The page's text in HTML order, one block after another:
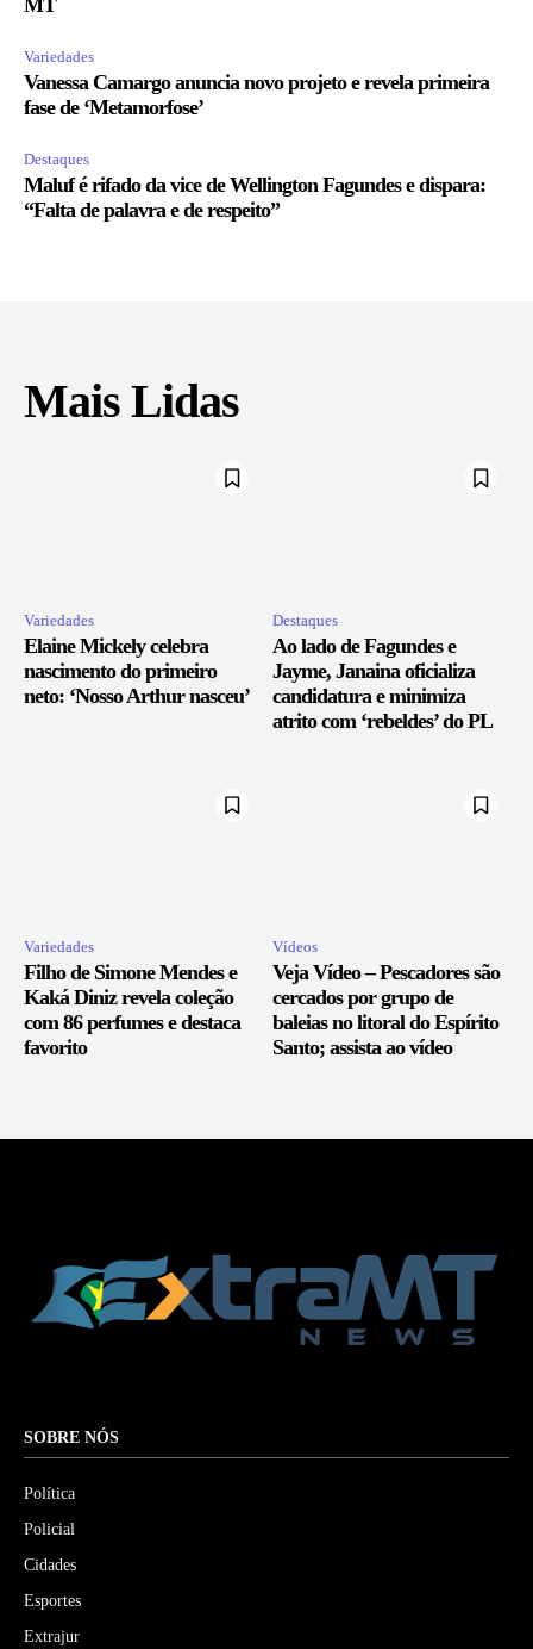
MT
Variedades
Vanessa Camargo anuncia novo projeto e revela primeira
fase de ‘Metamorfose’
Destaques
Maluf é rifado da vice de Wellington Fagundes e dispara:
“Falta de palavra e de respeito”
Mais Lidas
Variedades
Elaine Mickely celebra
nascimento do primeiro
neto: ‘Nosso Arthur nasceu’
Destaques
Ao lado de Fagundes e
Jayme, Janaina oficializa
candidatura e minimiza
atrito com ‘rebeldes’ do PL
Variedades
Filho de Simone Mendes e
Kaká Diniz revela coleção
com 86 perfumes e destaca
favorito
Vídeos
Veja Vídeo – Pescadores são
cercados por grupo de
baleias no litoral do Espírito
Santo; assista ao vídeo
SOBRE NÓS
Política
Policial
Cidades
Esportes
Extrajur